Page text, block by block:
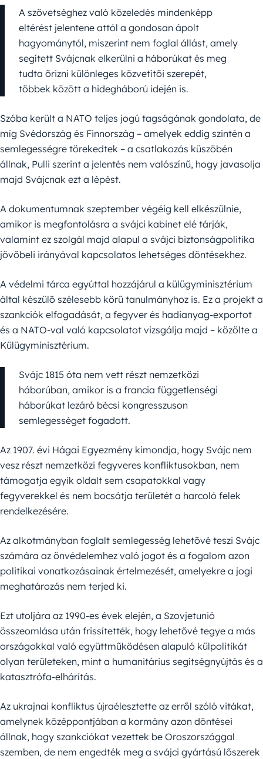
A szövetséghez való közeledés mindenképp
eltérést jelentene attól a gondosan ápolt
hagyománytól, miszerint nem foglal állást, amely
segített Svájcnak elkerülni a háborúkat és meg
tudta őrizni különleges közvetítői szerepét,
többek között a hidegháború idején is.
Szóba került a NATO teljes jogú tagságának gondolata, de
míg Svédország és Finnország – amelyek eddig szintén a
semlegességre törekedtek – a csatlakozás küszöbén
állnak, Pulli szerint a jelentés nem valószínű, hogy javasolja
majd Svájcnak ezt a lépést.
A dokumentumnak szeptember végéig kell elkészülnie,
amikor is megfontolásra a svájci kabinet elé tárják,
valamint ez szolgál majd alapul a svájci biztonságpolitika
jövőbeli irányával kapcsolatos lehetséges döntésekhez.
A védelmi tárca egyúttal hozzájárul a külügyminisztérium
által készülő szélesebb körű tanulmányhoz is. Ez a projekt a
szankciók elfogadását, a fegyver és hadianyag-exportot
és a NATO-val való kapcsolatot vizsgálja majd – közölte a
Külügyminisztérium.
Svájc 1815 óta nem vett részt nemzetközi
háborúban, amikor is a francia függetlenségi
háborúkat lezáró bécsi kongresszuson
semlegességet fogadott.
Az 1907. évi Hágai Egyezmény kimondja, hogy Svájc nem
vesz részt nemzetközi fegyveres konfliktusokban, nem
támogatja egyik oldalt sem csapatokkal vagy
fegyverekkel és nem bocsátja területét a harcoló felek
rendelkezésére.
Az alkotmányban foglalt semlegesség lehetővé teszi Svájc
számára az önvédelemhez való jogot és a fogalom azon
politikai vonatkozásainak értelmezését, amelyekre a jogi
meghatározás nem terjed ki.
Ezt utoljára az 1990-es évek elején, a Szovjetunió
összeomlása után frissítették, hogy lehetővé tegye a más
országokkal való együttműködésen alapuló külpolitikát
olyan területeken, mint a humanitárius segítségnyújtás és a
katasztrófa-elhárítás.
Az ukrajnai konfliktus újraélesztette az erről szóló vitákat,
amelynek középpontjában a kormány azon döntései
állnak, hogy szankciókat vezettek be Oroszországgal
szemben, de nem engedték meg a svájci gyártású lőszerek